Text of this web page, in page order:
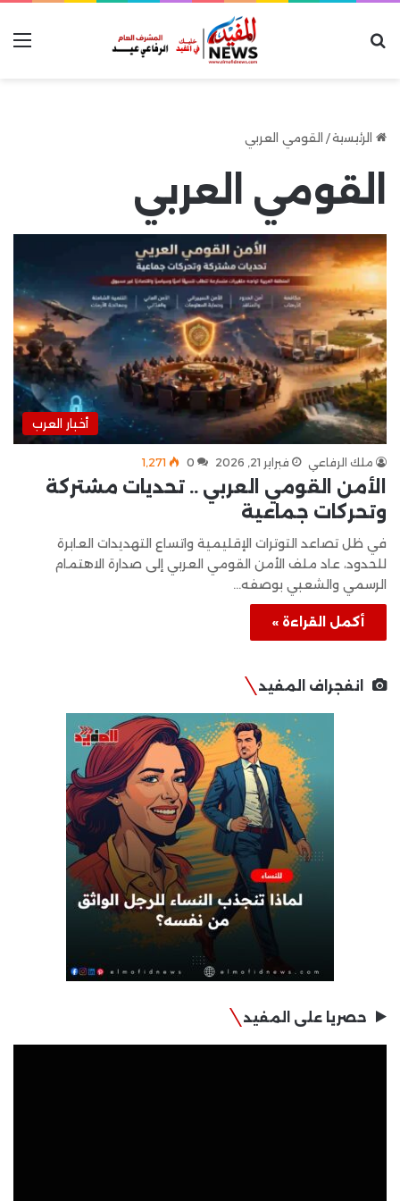
الرئيسية/ القومي العربي
القومي العربي
أخبار العرب
ملك الرفاعي فبراير 21, 2026 0 1٬271
الأمن القومي العربي .. تحديات مشتركة
وتحركات جماعية
في ظل تصاعد التوترات الإقليمية واتساع التهديدات العابرة
للحدود، عاد ملف الأمن القومي العربي إلى صدارة الاهتمام
الرسمي والشعبي بوصفه…
أكمل القراءة »
انفجراف المفيد
حصريا على المفيد